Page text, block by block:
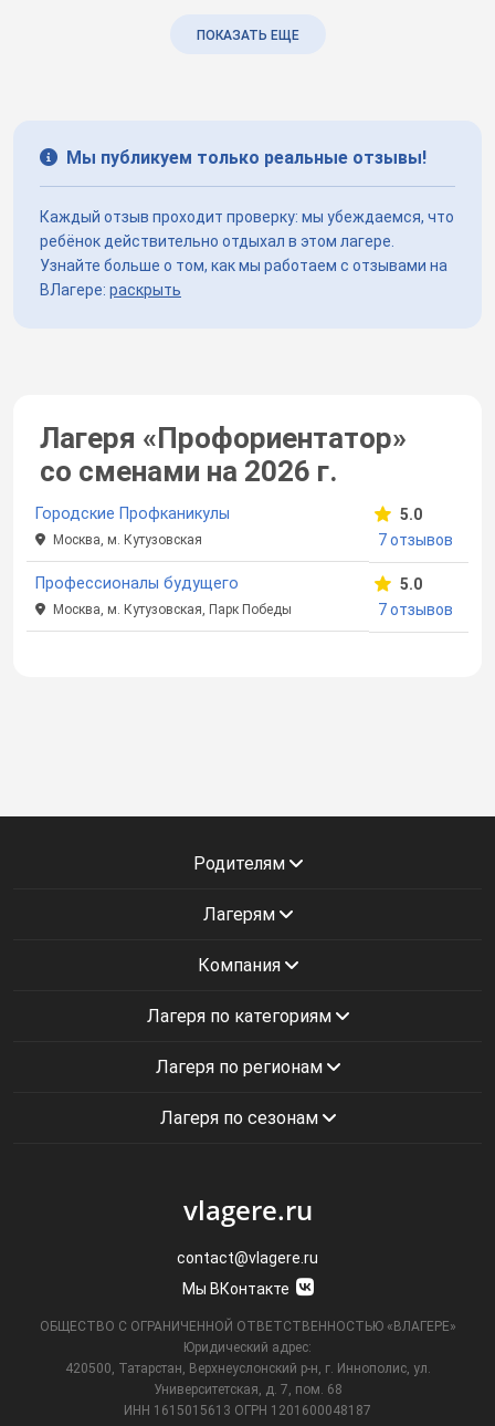
ПОКАЗАТЬ ЕЩЕ
Мы публикуем только реальные отзывы!
Каждый отзыв проходит проверку: мы убеждаемся, что
ребёнок действительно отдыхал в этом лагере.
Узнайте больше о том, как мы работаем с отзывами на
ВЛагере: раскрыть
Лагеря «Профориентатор»
со сменами на 2026 г.
Городские Профканикулы
Москва, м. Кутузовская
5.0
7 отзывов
Профессионалы будущего
Москва, м. Кутузовская, Парк Победы
5.0
7 отзывов
Родителям
Лагерям
Компания
Лагеря по категориям
Лагеря по регионам
Лагеря по сезонам
vlagere.ru
contact@vlagere.ru
Мы ВКонтакте
ОБЩЕСТВО С ОГРАНИЧЕННОЙ ОТВЕТСТВЕННОСТЬЮ «ВЛАГЕРЕ»
Юридический адрес:
420500, Татарстан, Верхнеуслонский р-н, г. Иннополис, ул.
Университетская,
д. 7, пом. 68
ИНН 1615015613 ОГРН 1201600048187